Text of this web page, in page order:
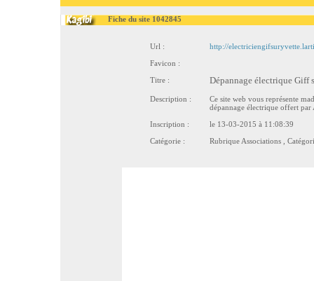
Fiche du site 1042845
Url :
http://
Favicon :
Titre :
Dépannage électrique Giff
Description :
Ce site web vous représente
dépannage électrique offert par
Inscription :
le 13-03-2015 à 11:08:39
Catégorie :
Rubrique Associations,